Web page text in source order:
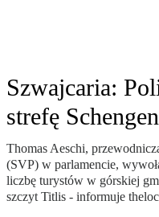
Szwajcaria:
strefę
Thomas Aeschi,
(SVP) w parlamencie,
liczbę turystów w górskiej
szczyt Titlis - informuje